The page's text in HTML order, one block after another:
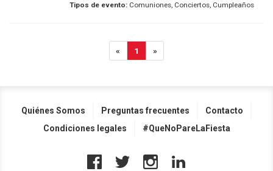
Tipos de evento:Comuniones, Conciertos, Cumpleaños
« 1 »
Quiénes Somos Preguntas frecuentes
Contacto
Condiciones legales
#QueNoPareLaFiesta